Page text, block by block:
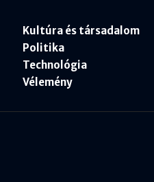
Kultúra és társadalom
Politika
Technológia
Vélemény